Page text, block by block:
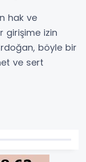
hak ve
girişime izin
böyle bir
ve sert